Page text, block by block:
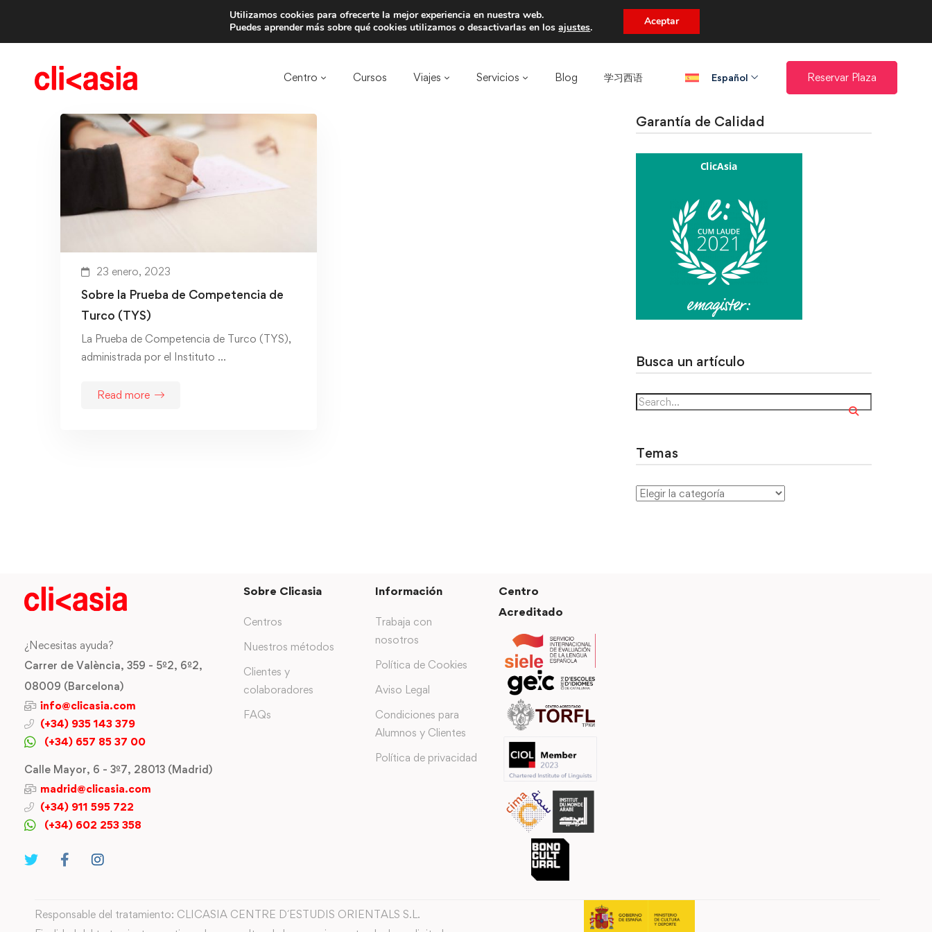
Trae a un amigo y llevaos un total de 75€ de descuento.
Centro Cursos Viajes Servicios Blog 学习西语​ Español Reservar Plaza
23 enero, 2023
Sobre la Prueba de Competencia de
Turco (TYS)
La Prueba de Competencia de Turco (TYS),
administrada por el Instituto …
Read more
Garantía de Calidad
Busca un artículo
Temas
¿Necesitas ayuda?
Carrer de València, 359 - 5º2, 6º2,
08009 (Barcelona)
info@clicasia.com
(+34) 935 143 379
(+34) 657 85 37 00
Calle Mayor, 6 - 3º7, 28013 (Madrid)
madrid@clicasia.com
(+34) 911 595 722
(+34) 602 253 358
Sobre Clicasia
Centros
Nuestros métodos
Clientes y
colaboradores
FAQs
Información
Trabaja con
nosotros
Política de Cookies
Aviso Legal
Condiciones para
Alumnos y Clientes
Política de privacidad
Centro
Acreditado
Responsable del tratamiento: CLICASIA CENTRE D´ESTUDIS ORIENTALS S.L.
Utilizamos cookies para ofrecerte la mejor experiencia en nuestra web.
Puedes aprender más sobre qué cookies utilizamos o desactivarlas en losajustes. Aceptar